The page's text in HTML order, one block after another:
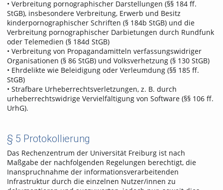
• Verbreitung pornographischer Darstellungen (§§ 184 ff.
StGB), insbesondere Verbreitung, Erwerb und Besitz
kinderpornographischer Schriften (§ 184b StGB) und die
Verbreitung pornographischer Darbietungen durch Rundfunk
oder Telemedien (§ 184d StGB)
• Verbreitung von Propagandamitteln verfassungswidriger
Organisationen (§ 86 StGB) und Volksverhetzung (§ 130 StGB)
• Ehrdelikte wie Beleidigung oder Verleumdung (§§ 185 ff.
StGB)
• Strafbare Urheberrechtsverletzungen, z. B. durch
urheberrechtswidrige Vervielfältigung von Software (§§ 106 ff.
UrhG).
§ 5 Protokollierung
Das Rechenzentrum der Universität Freiburg ist nach
Maßgabe der nachfolgenden Regelungen berechtigt, die
Inanspruchnahme der informationsverarbeitenden
Infrastruktur durch die einzelnen Nutzer/innen zu